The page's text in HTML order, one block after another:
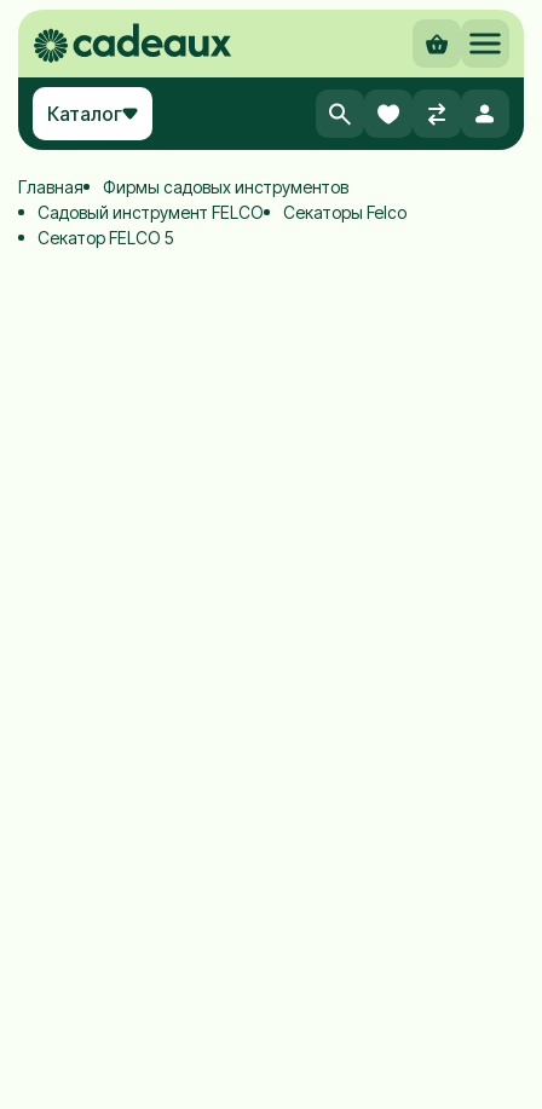
Каталог
Главная
Фирмы садовых инструментов
Садовый инструмент FELCO
Секаторы Felco
Секатор FELCO 5